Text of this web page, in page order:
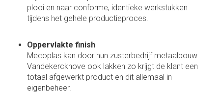
plooi en naar conforme, identieke werkstukken
tijdens het gehele productieproces.
Oppervlakte finish
Mecoplas kan door hun zusterbedrijf metaalbouw
Vandekerckhove ook lakken zo krijgt de klant een
totaal afgewerkt product en dit allemaal in
eigenbeheer.